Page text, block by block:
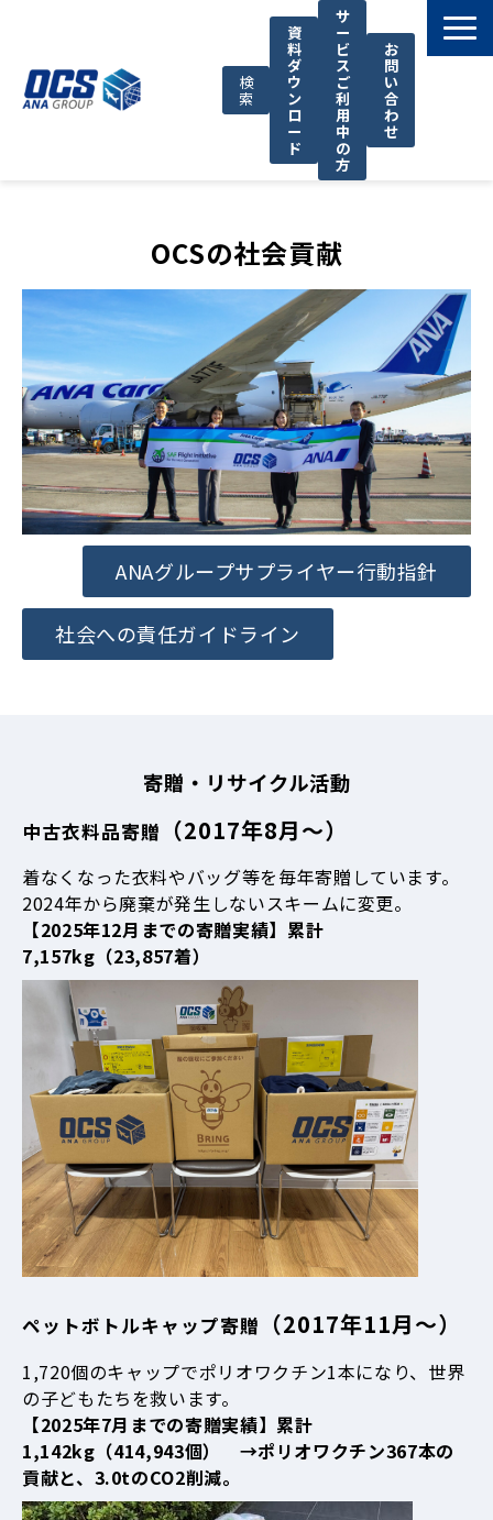
検
索
資
料
ダ
ウ
ン
ロ
ー
ド
サ
ー
ビ
ス
ご
利
用
中
の
方
お
問
い
合
わ
せ
OCSが選ばれる理由
サポート
OCSについて
お知らせ
OCSの社会貢献
ANAグループサプライヤー行動指針
社会への責任ガイドライン
寄贈・リサイクル活動
中古衣料品寄贈 （2017年8月～）
着なくなった衣料やバッグ等を毎年寄贈しています。
2024年から廃棄が発生しないスキームに変更。
【2025年12月までの寄贈実績】累計
7,157kg（23,857着）
ペットボトルキャップ寄贈 （2017年11月～）
1,720個のキャップでポリオワクチン1本になり、世界
の子どもたちを救います。
【2025年7月までの寄贈実績】累計
1,142kg（414,943個） →ポリオワクチン367本の
貢献と、3.0tのCO2削減。